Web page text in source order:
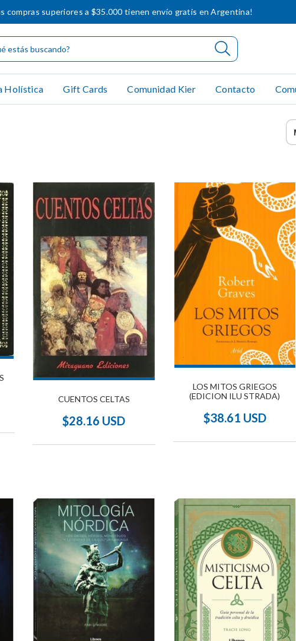
compras superiores a $35.000 tienen envío gratis en Argentina!
Holística Gift Cards Comunidad Kier Contacto
CUENTOS CELTAS
$28.16 USD
LOS MITOS GRIEGOS
(EDICION ILU STRADA)
$38.61 USD